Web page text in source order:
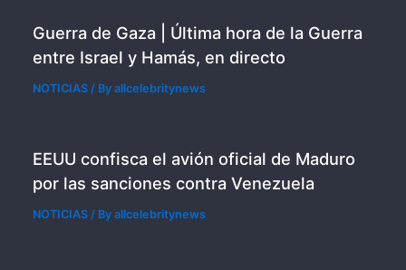
Guerra de Gaza | Última hora de la Guerra
entre Israel y Hamás, en directo
NOTICIAS / Byallcelebritynews
EEUU confisca el avión oficial de Maduro
por las sanciones contra Venezuela
NOTICIAS / Byallcelebritynews